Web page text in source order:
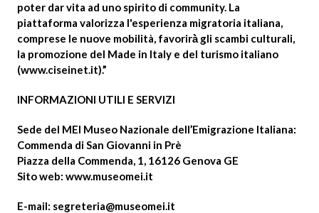
poter dar vita ad uno spirito di community. La
piattaforma valorizza l'esperienza migratoria italiana,
comprese le nuove mobilità, favorirà̀ gli scambi culturali,
la promozione del Made in Italy e del turismo italiano
(www.ciseinet.it).”
INFORMAZIONI UTILI E SERVIZI
Sede del MEI Museo Nazionale dell’Emigrazione Italiana:
Commenda di San Giovanni in Prè
Piazza della Commenda, 1, 16126 Genova GE
Sito web: www.museomei.it
E-mail: segreteria@museomei.it